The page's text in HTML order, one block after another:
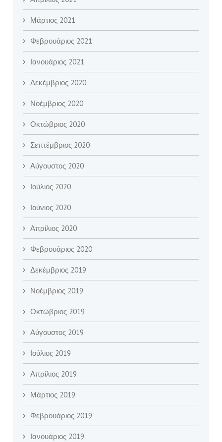
Μάρτιος 2021
Φεβρουάριος 2021
Ιανουάριος 2021
Δεκέμβριος 2020
Νοέμβριος 2020
Οκτώβριος 2020
Σεπτέμβριος 2020
Αύγουστος 2020
Ιούλιος 2020
Ιούνιος 2020
Απρίλιος 2020
Φεβρουάριος 2020
Δεκέμβριος 2019
Νοέμβριος 2019
Οκτώβριος 2019
Αύγουστος 2019
Ιούλιος 2019
Απρίλιος 2019
Μάρτιος 2019
Φεβρουάριος 2019
Ιανουάριος 2019